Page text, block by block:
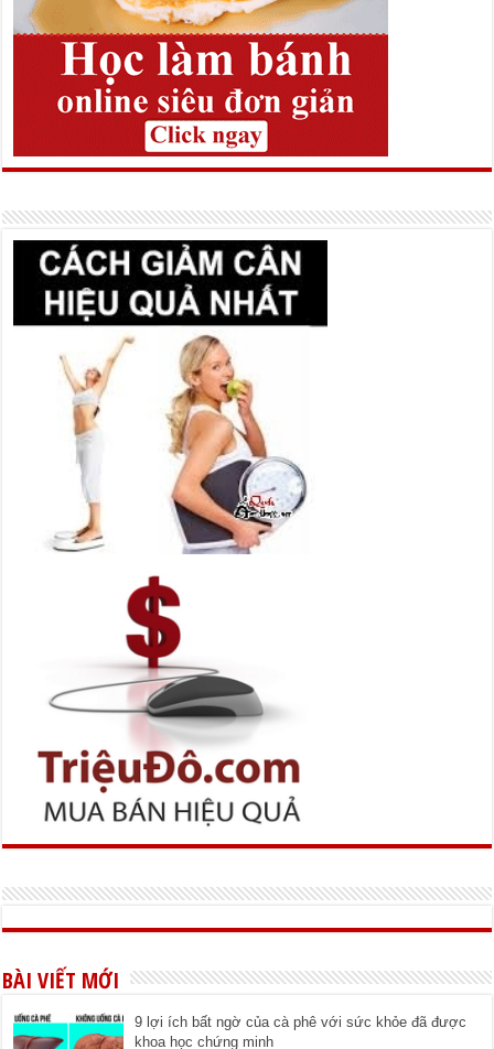
BÀI VIẾT MỚI
9 lợi ích bất ngờ của cà phê với sức khỏe đã được
khoa học chứng minh